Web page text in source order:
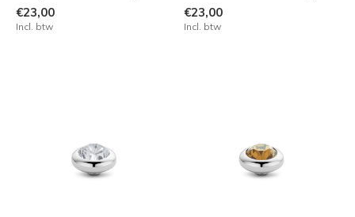
€23,00
Incl. btw
€23,00
Incl. btw